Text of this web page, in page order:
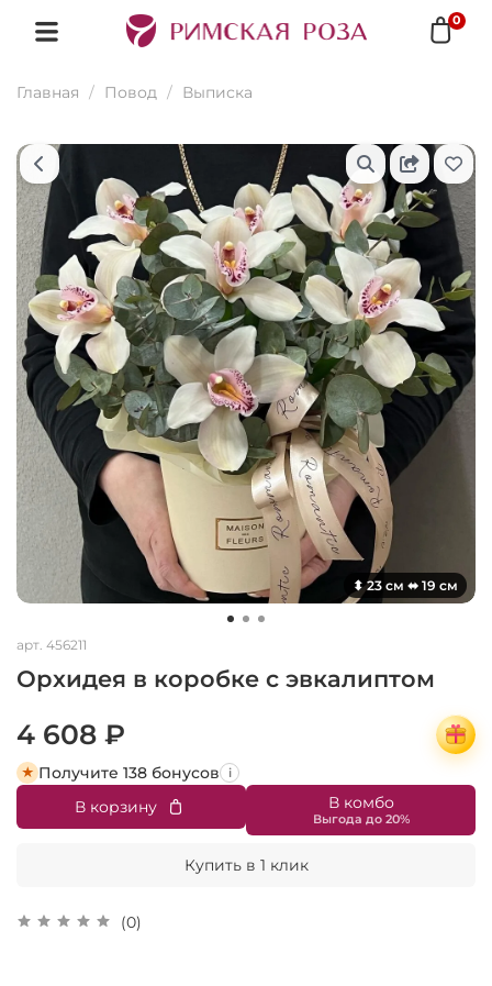
0
Главная Повод Выписка
⬍ 23 см ⬌ 19 см
арт. 456211
Орхидея в коробке с эвкалиптом
(0)
4 608 ₽
Получите 138 бонусов i
В корзину В комбо
Купить в 1 клик